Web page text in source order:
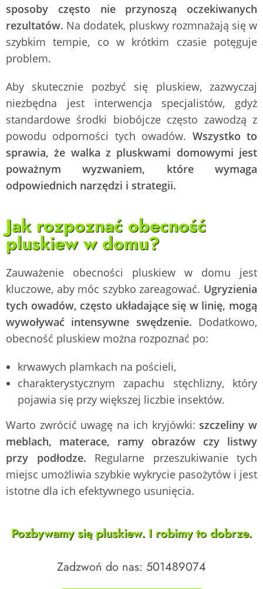
sposoby często nie przynoszą oczekiwanych
rezultatów. Na dodatek, pluskwy rozmnażają się w
szybkim tempie, co w krótkim czasie potęguje
problem.
Aby skutecznie pozbyć się pluskiew, zazwyczaj
niezbędna jest interwencja specjalistów, gdyż
standardowe środki biobójcze często zawodzą z
powodu odporności tych owadów. Wszystko to
sprawia, że walka z pluskwami domowymi jest
poważnym wyzwaniem, które wymaga
odpowiednich narzędzi i strategii.
Jak rozpoznać obecność
pluskiew w domu?
Zauważenie obecności pluskiew w domu jest
kluczowe, aby móc szybko zareagować. Ugryzienia
tych owadów, często układające się w linię, mogą
wywoływać intensywne swędzenie. Dodatkowo,
obecność pluskiew można rozpoznać po:
krwawych plamkach na pościeli,
charakterystycznym zapachu stęchlizny, który
pojawia się przy większej liczbie insektów.
Warto zwrócić uwagę na ich kryjówki: szczeliny w
meblach, materace, ramy obrazów czy listwy
przy podłodze. Regularne przeszukiwanie tych
miejsc umożliwia szybkie wykrycie pasożytów i jest
istotne dla ich efektywnego usunięcia.
Pozbywamy się pluskiew. I robimy to dobrze.
Zadzwoń do nas: 501489074